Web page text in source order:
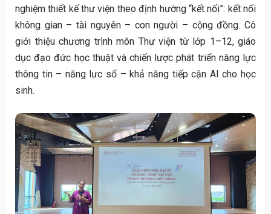
nghiệm thiết kế thư viện theo định hướng “kết nối”: kết nối
không gian – tài nguyên – con người – cộng đồng. Cô
giới thiệu chương trình môn Thư viện từ lớp 1–12, giáo
dục đạo đức học thuật và chiến lược phát triển năng lực
thông tin – năng lực số – khả năng tiếp cận AI cho học
sinh.